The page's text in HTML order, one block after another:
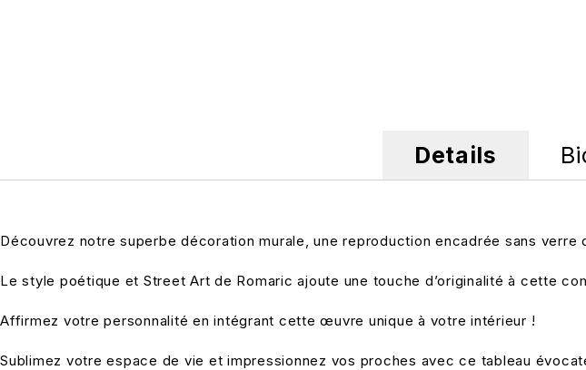
Details
Découvrez notre superbe décoration murale, une reproduction encadrée sans
Le style poétique et Street Art de Romaric ajoute une touche d’originalité à cette
Affirmez votre personnalité en intégrant cette œuvre unique à votre intérieur !
Sublimez votre espace de vie et impressionnez vos proches avec ce tableau